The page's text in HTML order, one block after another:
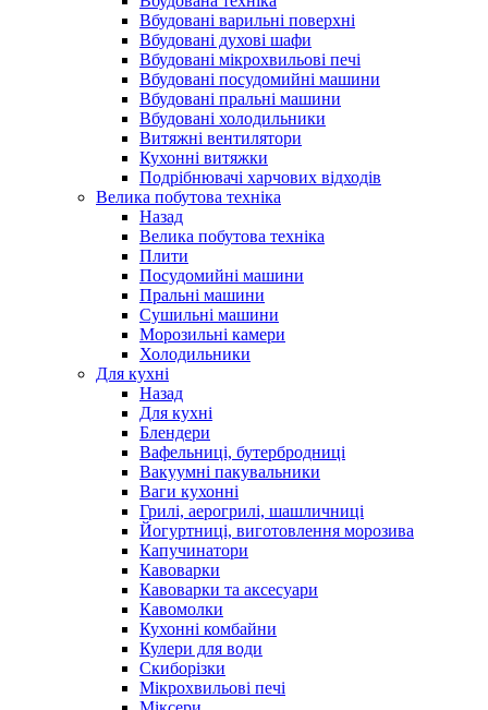
Вбудовані варильні поверхні
Вбудовані духові шафи
Вбудовані мікрохвильові печі
Вбудовані посудомийні машини
Вбудовані пральні машини
Вбудовані холодильники
Витяжні вентилятори
Кухонні витяжки
Подрібнювачі харчових відходів
Велика побутова техніка
Назад
Велика побутова техніка
Плити
Посудомийні машини
Пральні машини
Сушильні машини
Морозильні камери
Холодильники
Для кухні
Назад
Для кухні
Блендери
Вафельниці, бутербродниці
Вакуумні пакувальники
Ваги кухонні
Грилі, аерогрилі, шашличниці
Йогуртниці, виготовлення морозива
Капучинатори
Кавоварки
Кавоварки та аксесуари
Кавомолки
Кухонні комбайни
Кулери для води
Скиборізки
Мікрохвильові печі